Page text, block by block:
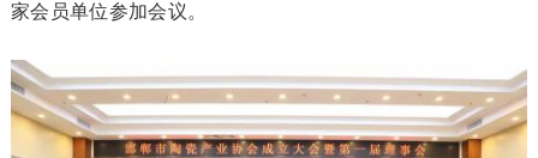
家会员单位参加会议。